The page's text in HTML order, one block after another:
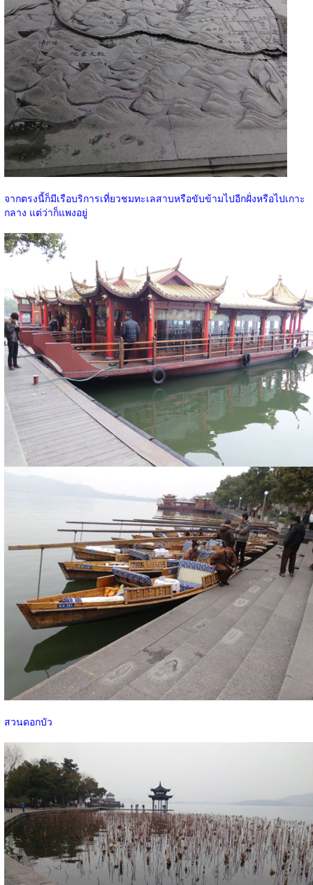
จากตรงนี้ก็มีเรือบริการเที่ยวชมทะเลสาบหรือขับข้ามไปอีกฝั่งหรือไปเกาะ
กลาง แต่ว่าก็แพงอยู่
สวนดอกบัว